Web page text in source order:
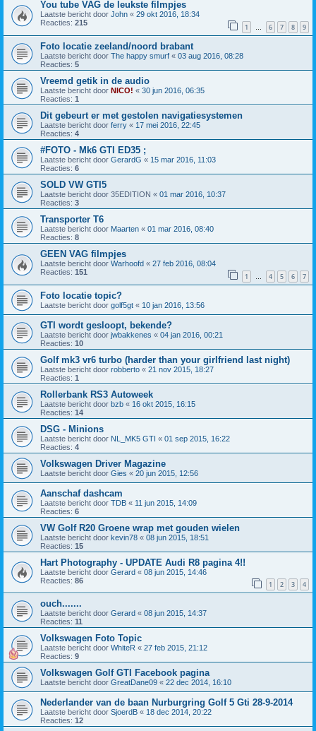
You tube VAG de leukste filmpjes
Laatste bericht door John « 29 okt 2016, 18:34
Reacties: 215 1 … 6 7 8 9
Foto locatie zeeland/noord brabant
Laatste bericht door The happy smurf « 03 aug 2016, 08:28
Reacties: 5
Vreemd getik in de audio
Laatste bericht door NICO! « 30 jun 2016, 06:35
Reacties: 1
Dit gebeurt er met gestolen navigatiesystemen
Laatste bericht door ferry « 17 mei 2016, 22:45
Reacties: 4
#FOTO - Mk6 GTI ED35 ;
Laatste bericht door GerardG « 15 mar 2016, 11:03
Reacties: 6
SOLD VW GTI5
Laatste bericht door 35EDITION « 01 mar 2016, 10:37
Reacties: 3
Transporter T6
Laatste bericht door Maarten « 01 mar 2016, 08:40
Reacties: 8
GEEN VAG filmpjes
Laatste bericht door Warhoofd « 27 feb 2016, 08:04
Reacties: 151 1 … 4 5 6 7
Foto locatie topic?
Laatste bericht door golf5gt « 10 jan 2016, 13:56
GTI wordt gesloopt, bekende?
Laatste bericht door jwbakkenes « 04 jan 2016, 00:21
Reacties: 10
Golf mk3 vr6 turbo (harder than your girlfriend last night)
Laatste bericht door robberto « 21 nov 2015, 18:27
Reacties: 1
Rollerbank RS3 Autoweek
Laatste bericht door bzb « 16 okt 2015, 16:15
Reacties: 14
DSG - Minions
Laatste bericht door NL_MK5 GTI « 01 sep 2015, 16:22
Reacties: 4
Volkswagen Driver Magazine
Laatste bericht door Gies « 20 jun 2015, 12:56
Aanschaf dashcam
Laatste bericht door TDB « 11 jun 2015, 14:09
Reacties: 6
VW Golf R20 Groene wrap met gouden wielen
Laatste bericht door kevin78 « 08 jun 2015, 18:51
Reacties: 15
Hart Photography - UPDATE Audi R8 pagina 4!!
Laatste bericht door Gerard « 08 jun 2015, 14:46
Reacties: 86 1 2 3 4
ouch.......
Laatste bericht door Gerard « 08 jun 2015, 14:37
Reacties: 11
Volkswagen Foto Topic
Laatste bericht door WhiteR « 27 feb 2015, 21:12
Reacties: 9
Volkswagen Golf GTI Facebook pagina
Laatste bericht door GreatDane09 « 22 dec 2014, 16:10
Nederlander van de baan Nurburgring Golf 5 Gti 28-9-2014
Laatste bericht door SjoerdB « 18 dec 2014, 20:22
Reacties: 12